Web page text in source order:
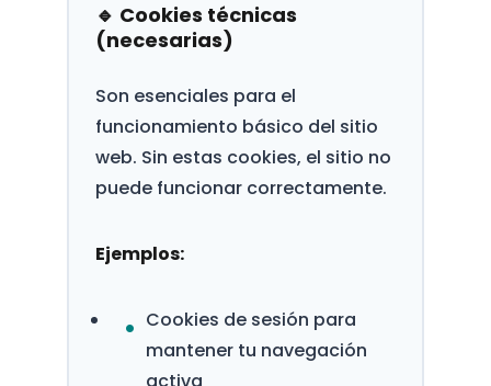
🔹 Cookies técnicas
(necesarias)
Son esenciales para el
funcionamiento básico del sitio
web. Sin estas cookies, el sitio no
puede funcionar correctamente.
Ejemplos:
Cookies de sesión para
mantener tu navegación